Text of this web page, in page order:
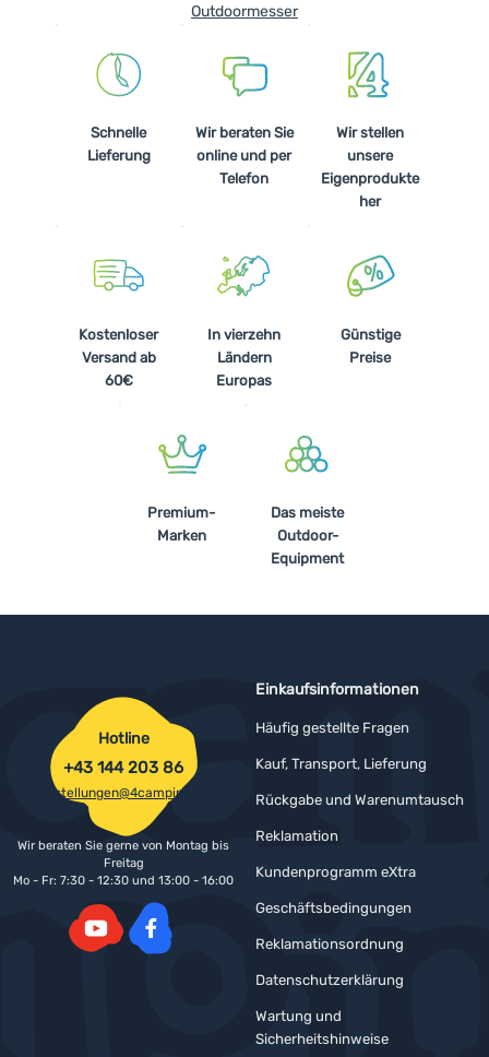
Outdoormesser
Schnelle
Lieferung
Wir beraten Sie
online und per
Telefon
Wir stellen
unsere
Eigenprodukte
her
Kostenloser
Versand ab
60€
In vierzehn
Ländern
Europas
Günstige
Preise
Premium-
Marken
Das meiste
Outdoor-
Equipment
Einkaufsinformationen
Häufig gestellte Fragen
Kauf, Transport, Lieferung
Rückgabe und Warenumtausch
Reklamation
Kundenprogramm eXtra
Geschäftsbedingungen
Reklamationsordnung
Datenschutzerklärung
Wartung und
Sicherheitshinweise
Hotline
+43 144 203 86
bestellungen@4camping.at
Wir beraten Sie gerne von Montag bis
Freitag
Mo - Fr: 7:30 - 12:30 und 13:00 - 16:00